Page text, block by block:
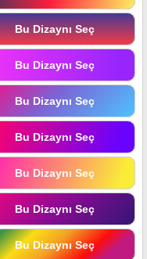
Bu Dizaynı Seç
Bu Dizaynı Seç
Bu Dizaynı Seç
Bu Dizaynı Seç
Bu Dizaynı Seç
Bu Dizaynı Seç
Bu Dizaynı Seç